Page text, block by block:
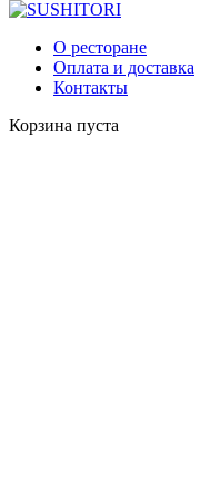
О ресторане
Оплата и доставка
Контакты
Корзина пуста
РИЗОТТО И ПАСТА